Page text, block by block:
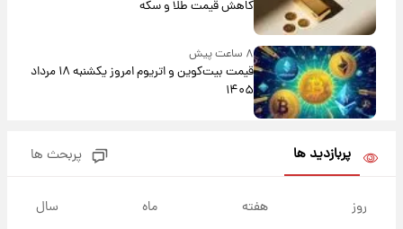
کاهش قیمت طلا و سکه
۸ ساعت پیش
قیمت بیت‌کوین و اتریوم امروز یکشنبه ۱۸ مرداد
۱۴۰۵
تاریخ اعلام نتایج نهایی دکتری مشخص شد پربازدید ها پربحث ها
روز هفته ماه سال